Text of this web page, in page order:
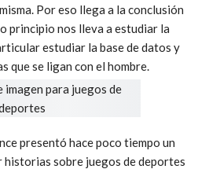
Por eso llega a la conclusión
principio nos lleva a estudiar la
estudiar la base de datos y
que se ligan con el hombre.
presentó hace poco tiempo un
sobre juegos de deportes